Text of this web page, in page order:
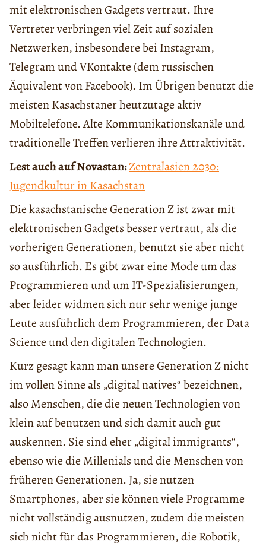
mit elektronischen Gadgets vertraut. Ihre
Vertreter verbringen viel Zeit auf sozialen
Netzwerken, insbesondere bei Instagram,
Telegram und VKontakte (dem russischen
Äquivalent von Facebook). Im Übrigen benutzt die
meisten Kasachstaner heutzutage aktiv
Mobiltelefone. Alte Kommunikationskanäle und
traditionelle Treffen verlieren ihre Attraktivität.
Lest auch auf Novastan:Zentralasien 2030:
Jugendkultur in Kasachstan
Die kasachstanische Generation Z ist zwar mit
elektronischen Gadgets besser vertraut, als die
vorherigen Generationen, benutzt sie aber nicht
so ausführlich. Es gibt zwar eine Mode um das
Programmieren und um IT-Spezialisierungen,
aber leider widmen sich nur sehr wenige junge
Leute ausführlich dem Programmieren, der Data
Science und den digitalen Technologien.
Kurz gesagt kann man unsere Generation Z nicht
im vollen Sinne als „digital natives“ bezeichnen,
also Menschen, die die neuen Technologien von
klein auf benutzen und sich damit auch gut
auskennen. Sie sind eher „digital immigrants“,
ebenso wie die Millenials und die Menschen von
früheren Generationen. Ja, sie nutzen
Smartphones, aber sie können viele Programme
nicht vollständig ausnutzen, zudem die meisten
sich nicht für das Programmieren, die Robotik,